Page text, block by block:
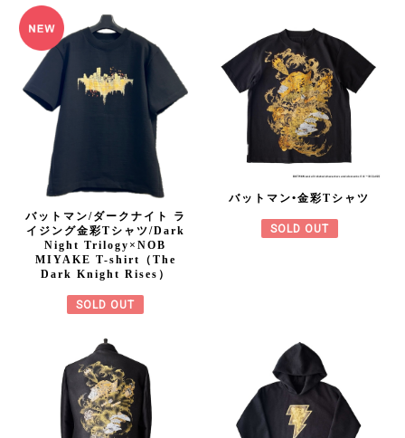
バットマン/ダークナイト ラ
イジング金彩Tシャツ/Dark
Night Trilogy×NOB
MIYAKE T-shirt（The
Dark Knight Rises）
SOLD OUT
バットマン•金彩Tシャツ
SOLD OUT